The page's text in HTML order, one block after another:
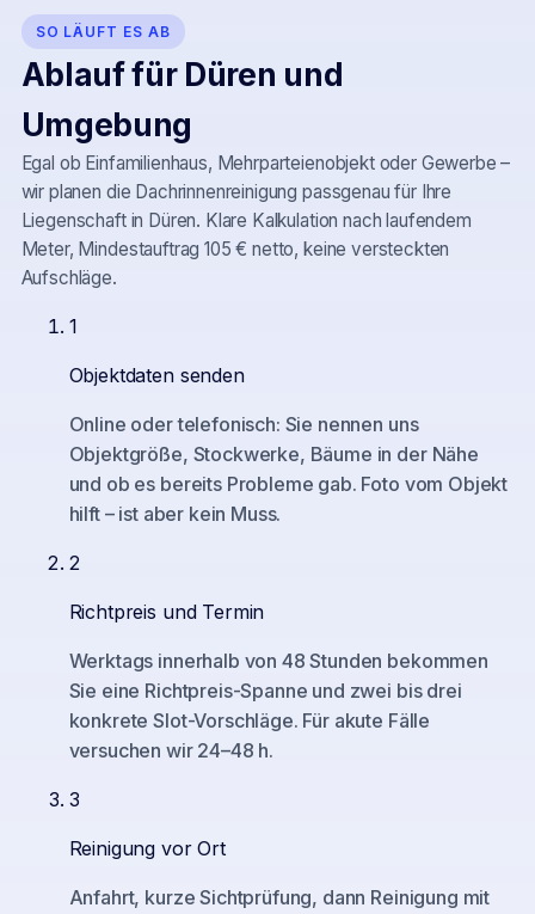
SO LÄUFT ES AB
Ablauf für Düren und
Umgebung
Egal ob Einfamilienhaus, Mehrparteienobjekt oder Gewerbe –
wir planen die Dachrinnenreinigung passgenau für Ihre
Liegenschaft in Düren. Klare Kalkulation nach laufendem
Meter, Mindestauftrag 105 € netto, keine versteckten
Aufschläge.
1
Objektdaten senden
Online oder telefonisch: Sie nennen uns
Objektgröße, Stockwerke, Bäume in der Nähe
und ob es bereits Probleme gab. Foto vom Objekt
hilft – ist aber kein Muss.
2
Richtpreis und Termin
Werktags innerhalb von 48 Stunden bekommen
Sie eine Richtpreis-Spanne und zwei bis drei
konkrete Slot-Vorschläge. Für akute Fälle
versuchen wir 24–48 h.
3
Reinigung vor Ort
Anfahrt, kurze Sichtprüfung, dann Reinigung mit